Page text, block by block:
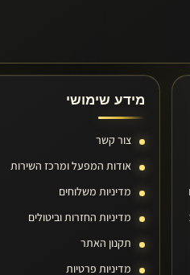
מידע שימושי
צור קשר
אודות המפעל ומרכז השירות
מדיניות משלוחים
מדיניות החזרות וביטולים
תקנון האתר
מדיניות פרטיות